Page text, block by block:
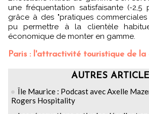
une fréquentation satisfaisante (-2,5
grâce à des "pratiques
pu permettre à la clientèle
économique de monter en gamme.
Paris : l'attractivité touristique de la
AUTRES
Île Maurice : Podcast avec Axelle
Rogers Hospitality